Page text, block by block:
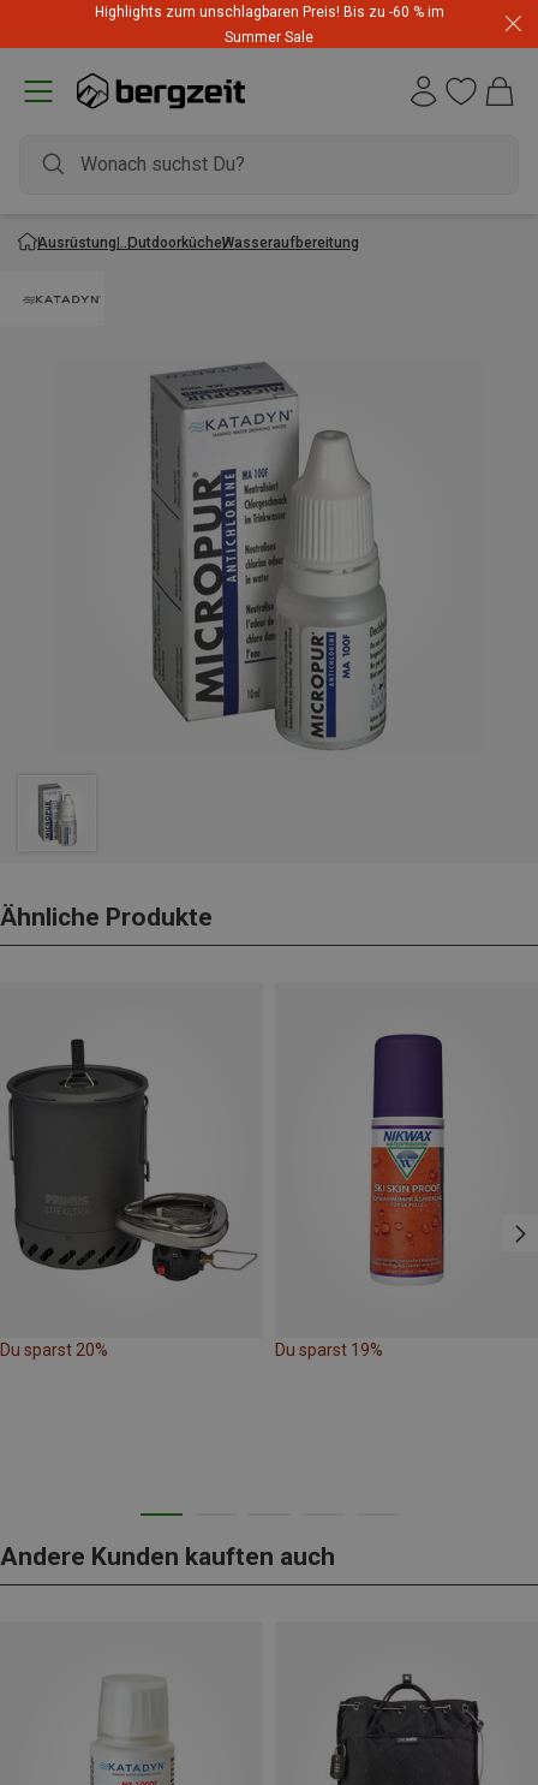
Highlights zum unschlagbaren Preis! Bis zu -60 % im
Summer Sale
Ausrüstung OutdoorkücheWasseraufbereitung
Ähnliche Produkte
Du sparst 20% Du sparst 19%
Andere Kunden kauften auch